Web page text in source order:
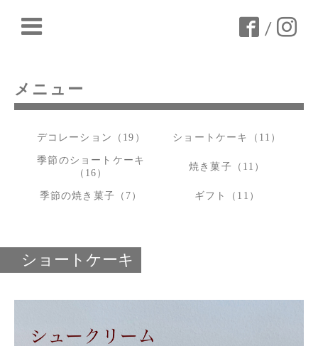
/
メニュー
デコレーション（19） ショートケーキ（11）
季節のショートケーキ
（16）
焼き菓子（11）
季節の焼き菓子（7） ギフト（11）
ショートケーキ